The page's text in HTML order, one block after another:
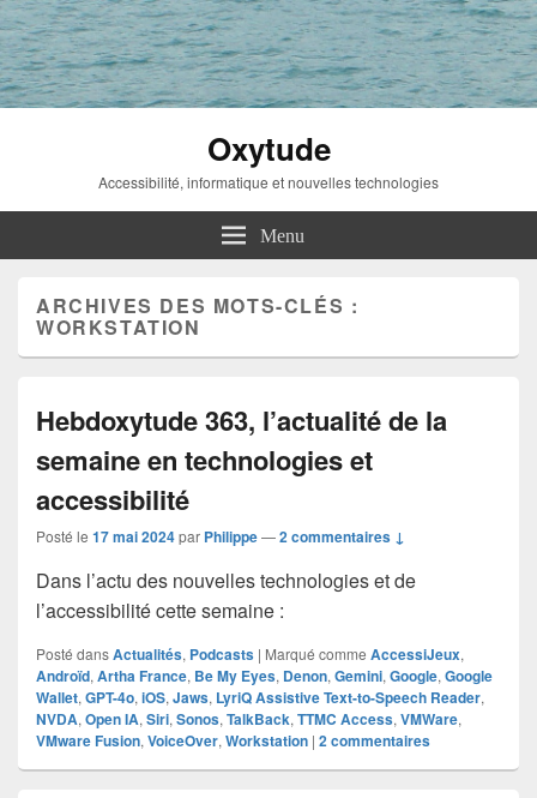
Oxytude
Accessibilité, informatique et nouvelles technologies
Menu
ARCHIVES DES MOTS-CLÉS :
WORKSTATION
Hebdoxytude 363, l’actualité de la
semaine en technologies et
accessibilité
Posté le 17 mai 2024par Philippe—2 commentaires ↓
Dans l’actu des nouvelles technologies et de
l’accessibilité cette semaine :
Posté dansActualités, Podcasts | Marqué comme AccessiJeux,
Androïd, Artha France, Be My Eyes, Denon, Gemini, Google, Google
Wallet, GPT-4o, iOS, Jaws, LyriQ Assistive Text-to-Speech Reader,
NVDA, Open IA, Siri, Sonos, TalkBack, TTMC Access, VMWare,
VMware Fusion, VoiceOver, Workstation | 2 commentaires